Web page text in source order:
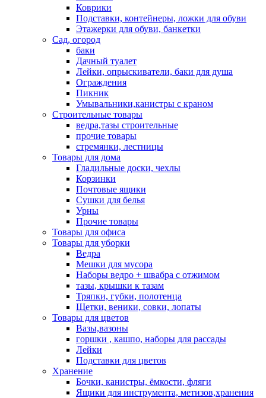
Коврики
Подставки, контейнеры, ложки для обуви
Этажерки для обуви, банкетки
Сад, огород
баки
Дачный туалет
Лейки, опрыскиватели, баки для душа
Ограждения
Пикник
Умывальники,канистры с краном
Строительные товары
ведра,тазы строительные
прочие товары
стремянки, лестницы
Товары для дома
Гладильные доски, чехлы
Корзинки
Почтовые ящики
Сушки для белья
Урны
Прочие товары
Товары для офиса
Товары для уборки
Ведра
Мешки для мусора
Наборы ведро + швабра с отжимом
тазы, крышки к тазам
Тряпки, губки, полотенца
Щетки, веники, совки, лопаты
Товары для цветов
Вазы,вазоны
горшки , кашпо, наборы для рассады
Лейки
Подставки для цветов
Хранение
Бочки, канистры, ёмкости, фляги
Ящики для инструмента, метизов,хранения